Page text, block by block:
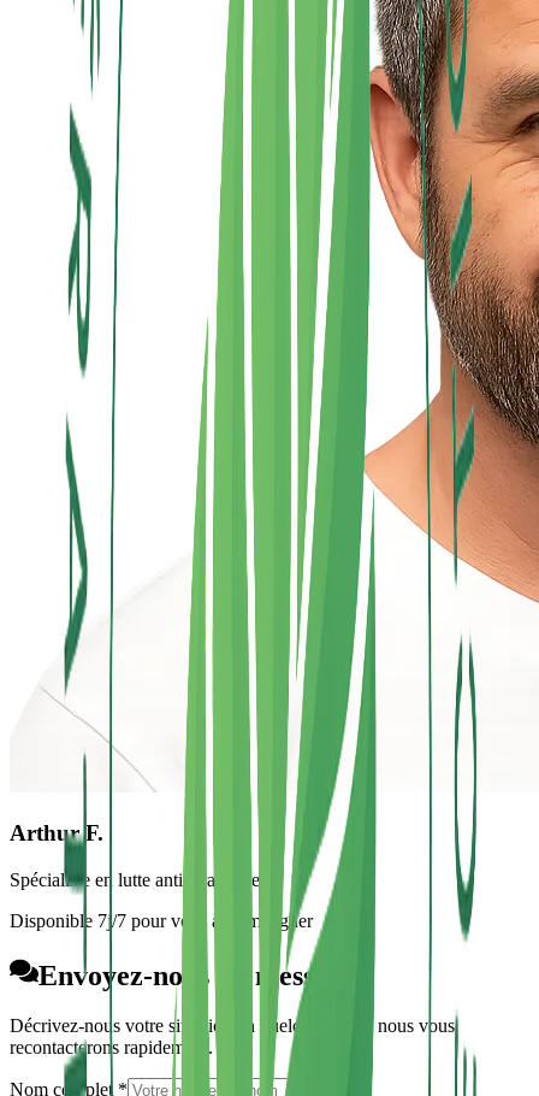
Arthur F.
Spécialiste en lutte antiparasitaire
Disponible 7j/7 pour vous accompagner
Envoyez-nous un message
Décrivez-nous votre situation en quelques mots, nous vous
recontacterons rapidement.
Nom complet *